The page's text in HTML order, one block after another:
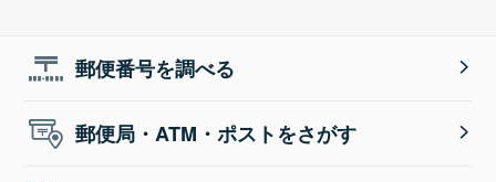
郵便番号を調べる
郵便局・ATM・ポストをさがす